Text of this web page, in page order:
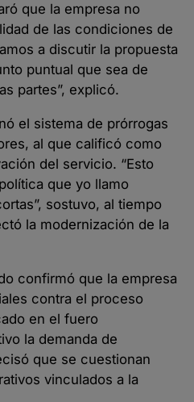
que la empresa no
de las condiciones de
a discutir la propuesta
puntual que sea de
partes”, explicó.
el sistema de prórrogas
al que calificó como
del servicio. “Esto
que yo llamo
sostuvo, al tiempo
la modernización de la
confirmó que la empresa
contra el proceso
en el fuero
la demanda de
que se cuestionan
vinculados a la